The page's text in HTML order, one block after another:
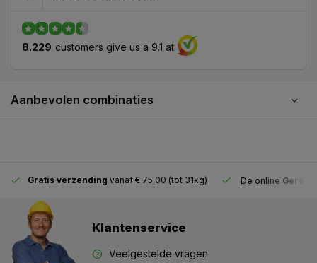
8.229 customers give us a 9.1 at
Aanbevolen combinaties
Gratis verzending vanaf € 75,00 (tot 31kg) De online
Klantenservice
Veelgestelde vragen